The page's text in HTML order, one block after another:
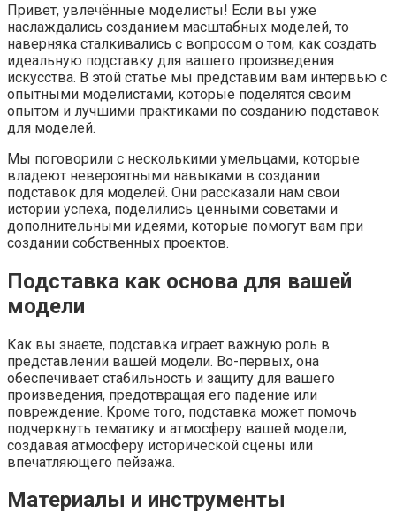
Привет, увлечённые моделисты! Если вы уже
наслаждались созданием масштабных моделей, то
наверняка сталкивались с вопросом о том, как создать
идеальную подставку для вашего произведения
искусства. В этой статье мы представим вам интервью с
опытными моделистами, которые поделятся своим
опытом и лучшими практиками по созданию подставок
для моделей.
Мы поговорили с несколькими умельцами, которые
владеют невероятными навыками в создании
подставок для моделей. Они рассказали нам свои
истории успеха, поделились ценными советами и
дополнительными идеями, которые помогут вам при
создании собственных проектов.
Подставка как основа для вашей
модели
Как вы знаете, подставка играет важную роль в
представлении вашей модели. Во-первых, она
обеспечивает стабильность и защиту для вашего
произведения, предотвращая его падение или
повреждение. Кроме того, подставка может помочь
подчеркнуть тематику и атмосферу вашей модели,
создавая атмосферу исторической сцены или
впечатляющего пейзажа.
Материалы и инструменты